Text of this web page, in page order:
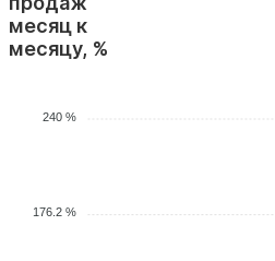
месяц к
месяцу, %
240 %
176.2 %